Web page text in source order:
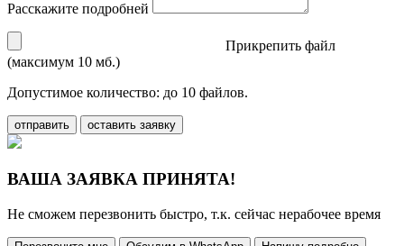
Расскажите подробней
Прикрепить файл
(максимум 10 мб.)
Допустимое количество: до 10 файлов.
отправить оставить заявку
ВАША ЗАЯВКА ПРИНЯТА!
Не сможем перезвонить быстро, т.к. сейчас нерабочее время